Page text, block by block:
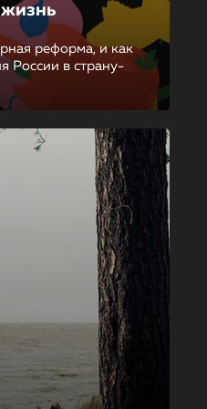
реформа, и как
России в страну-